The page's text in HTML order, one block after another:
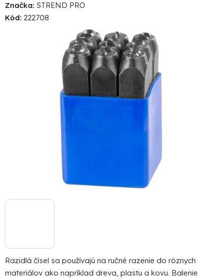
Razidlá čísel sa používajú na ručné razenie do rôznych
materiálov ako napríklad dreva, plastu a kovu. Balenie
produktu
je
Značka: STREND PRO
Kód: 222708